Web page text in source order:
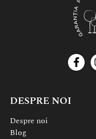
DESPRE NOI
Despre noi
Blog